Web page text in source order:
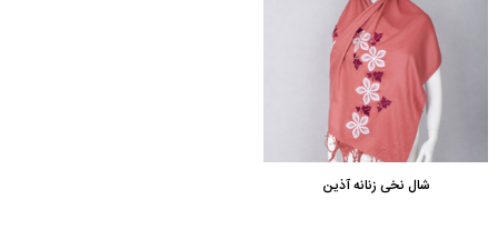
شال نخی زنانه آذین